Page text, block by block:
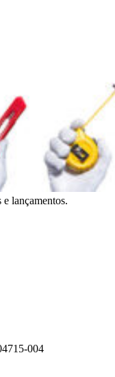
e lançamentos.
004